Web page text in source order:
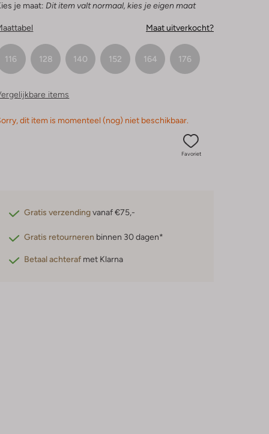
je maat: Dit item valt normaal, kies je eigen maat
Maat uitverkocht?
116 128 140 152 164 176
items
dit item is momenteel (nog) niet beschikbaar.
Favoriet
Gratis verzendingvanaf €75,-
Gratis retourneren binnen 30 dagen*
Betaal achteraf met Klarna